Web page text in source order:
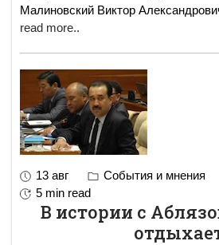
Малиновский Виктор
read more..
13 авг События и мнения
5 min read
В истории с